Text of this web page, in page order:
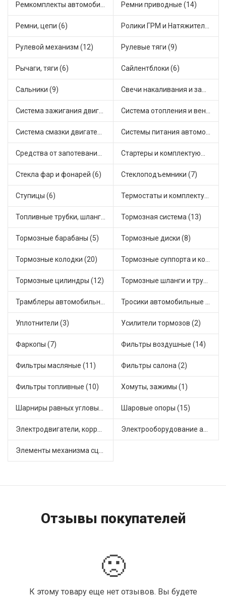
Ремкомплекты автомобильные (21) Ремни приводные (14)
Ремни, цепи (6) Ролики ГРМ и Натяжители (2)
Рулевой механизм (12) Рулевые тяги (9)
Рычаги, тяги (6) Сайлентблоки (6)
Сальники (9) Свечи накаливания и зажигания (16)
Система зажигания двигателя (2) Система отопления и вентиляции (7)
Система смазки двигателя (4) Системы питания автомобиля (2)
Средства от запотевания и размораживатели стекла (2) Стартеры и комплектующие (26)
Стекла фар и фонарей (6) Стеклоподъемники (7)
Ступицы (6) Термостаты и комплектующие системы охлаждения (30)
Топливные трубки, шланги, магистрали и рампы (2) Тормозная система (13)
Тормозные барабаны (5) Тормозные диски (8)
Тормозные колодки (20) Тормозные суппорта и комплектующие (4)
Тормозные цилиндры (12) Тормозные шланги и трубки (17)
Трамблеры автомобильные (7) Тросики автомобильные (29)
Уплотнители (3) Усилители тормозов (2)
Фаркопы (7) Фильтры воздушные (14)
Фильтры масляные (11) Фильтры салона (2)
Фильтры топливные (10) Хомуты, зажимы (1)
Шарниры равных угловых скоростей, приводные валы (20) Шаровые опоры (15)
Электродвигатели, корректоры и приводы автомобильн (16) Электрооборудование автомобилей (10)
Элементы механизма сцепления (36)
Отзывы покупателей
🙁
К этому товару еще нет отзывов. Вы будете